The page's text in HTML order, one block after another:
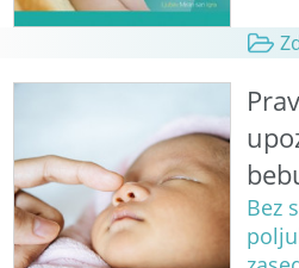
Bez